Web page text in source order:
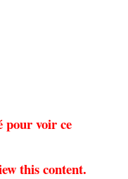
pour voir ce
this content.